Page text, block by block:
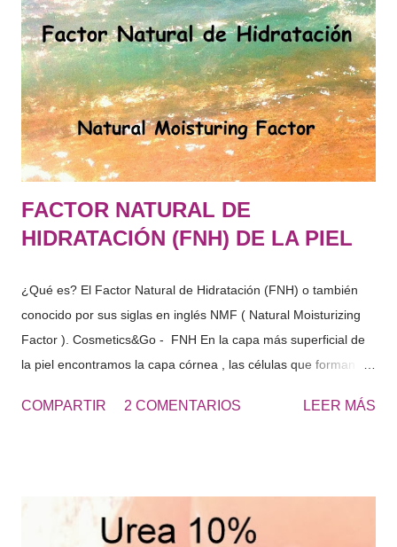
de lucir pies en verano.” Los pies secos tienden a acumular
más suciedad, cuando vas con las sandalias, se ven los pies
más sucios. Consulta la UREA 10% o UREA 30% según sea tu
necesidad de hidratación.
FACTOR NATURAL DE
HIDRATACIÓN (FNH) DE LA PIEL
¿Qué es? El Factor Natural de Hidratación (FNH) o también
conocido por sus siglas en inglés NMF ( Natural Moisturizing
Factor ). Cosmetics&Go - FNH En la capa más superficial de
la piel encontramos la capa córnea , las células que forman
tienen diferentes componentes solubles en agua. Estos
conjunto es lo que denominamos Factor Natural de
Hidratación" Si analizamos el FNH, este seria rico en
COMPARTIR 2 COMENTARIOS LEER MÁS